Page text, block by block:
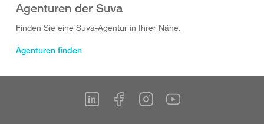
Agenturen der Suva
Finden Sie eine Suva-Agentur in Ihrer Nähe.
Agenturen finden